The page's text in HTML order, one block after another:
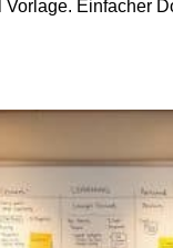
Vorlage. Einfacher